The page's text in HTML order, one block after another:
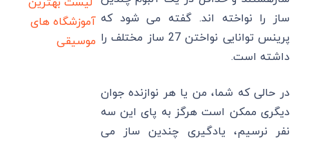
ساز را نواخته اند. گفته می شود كه
پرینس توانایی نواختن 27 ساز مختلف را
داشته است.
در حالی که شما، من یا هر نوازنده جوان
دیگری ممکن است هرگز به پای این سه
نفر نرسیم، یادگیری چندین ساز می
لیست بهترین
آموزشگاه های
موسیقی
نت رایگان
فارسی (پیانو
گیتار ویولن